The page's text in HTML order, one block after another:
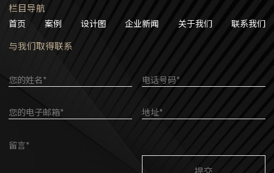
栏目导航
首页 案例 设计图 企业新闻 关于我们 联系我们
与我们取得联系
您的姓名* 电话号码*
您的电子邮箱* 地址*
留言*